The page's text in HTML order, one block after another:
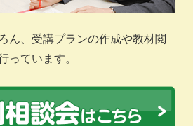
ん、受講プランの作成や教材閲
っています。